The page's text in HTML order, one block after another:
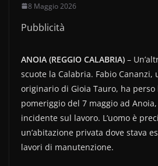
8 Maggio 2026
Pubblicità
ANOIA (REGGIO CALABRIA) –
scuote la Calabria. Fabio
originario di Gioia Tauro, ha perso
pomeriggio del 7 maggio ad
incidente sul lavoro. L’uomo è
un’abitazione privata dove stava
lavori di manutenzione.